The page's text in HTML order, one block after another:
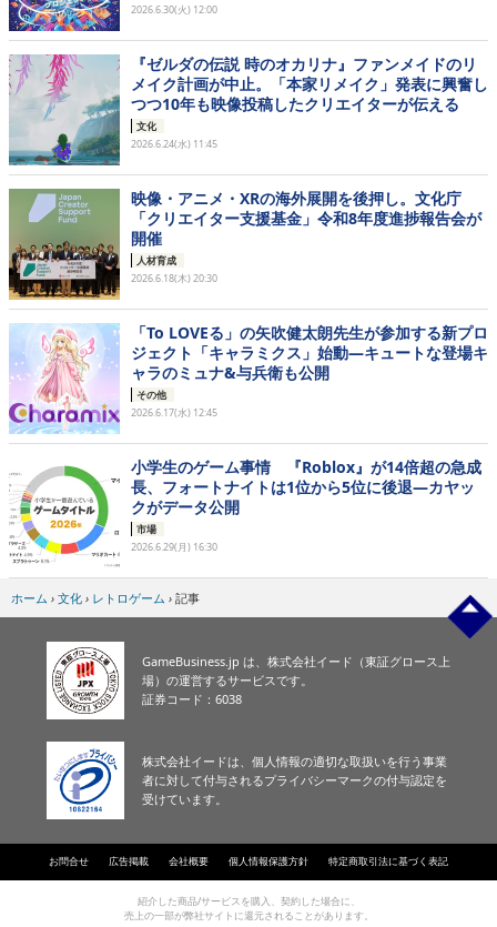
2026.6.30(火) 12:00
『ゼルダの伝説 時のオカリナ』ファンメイドのリ
メイク計画が中止。「本家リメイク」発表に興奮し
つつ10年も映像投稿したクリエイターが伝える
文化
2026.6.24(水) 11:45
映像・アニメ・XRの海外展開を後押し。文化庁
「クリエイター支援基金」令和8年度進捗報告会が
開催
人材育成
2026.6.18(木) 20:30
「To LOVEる」の矢吹健太朗先生が参加する新プロ
ジェクト「キャラミクス」始動―キュートな登場キ
ャラのミュナ&与兵衛も公開
その他
2026.6.17(水) 12:45
小学生のゲーム事情 『Roblox』が14倍超の急成
長、フォートナイトは1位から5位に後退―カヤッ
クがデータ公開
市場
2026.6.29(月) 16:30
ホーム › 文化 › レトロゲーム › 記事
GameBusiness.jp は、株式会社イード（東証グロース上
場）の運営するサービスです。
証券コード：6038
株式会社イードは、個人情報の適切な取扱いを行う事業
者に対して付与されるプライバシーマークの付与認定を
受けています。
お問合せ 広告掲載 会社概要 個人情報保護方針 特定商取引法に基づく表記
紹介した商品/サービスを購入、契約した場合に、
売上の一部が弊社サイトに還元されることがあります。